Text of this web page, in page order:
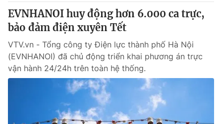
Chuyên mục
Chính trị
Xã hội
Pháp luật
EVNHANOI huy động hơn 6.000 ca trực,
bảo đảm điện xuyên Tết
VTV.vn - Tổng công ty Điện lực thành phố Hà Nội
(EVNHANOI) đã chủ động triển khai phương án trực
vận hành 24/24h trên toàn hệ thống.